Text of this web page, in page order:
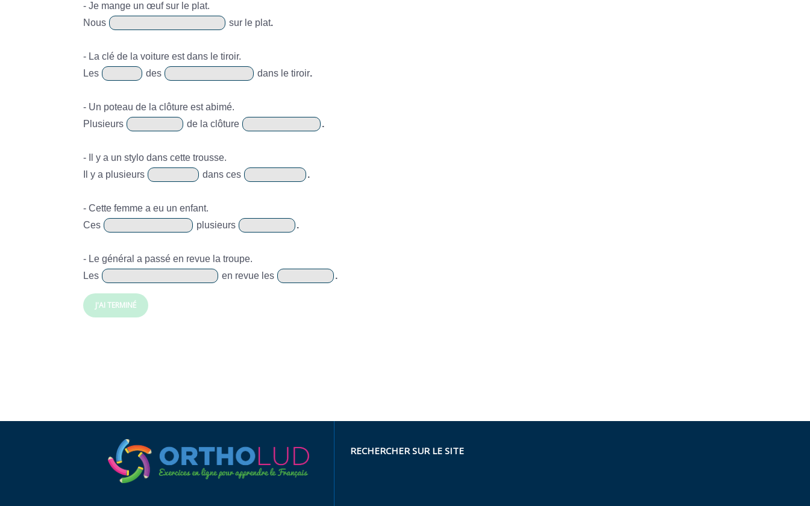
- Je mange un œuf sur le plat.
Nous
sur le plat.
- La clé de la voiture est dans le tiroir.
Les
des dans le tiroir.
- Un poteau de la clôture est abimé.
Plusieurs
de la clôture .
- Il y a un stylo dans cette trousse.
Il y a plusieurs
dans ces .
- Cette femme a eu un enfant.
Ces
plusieurs .
- Le général a passé en revue la troupe.
Les
en revue les .
J'AI TERMINÉ
RECHERCHER SUR LE SITE